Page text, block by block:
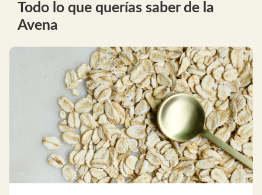
Todo lo que querías saber de la
Avena